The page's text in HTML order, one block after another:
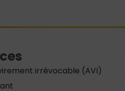
irrévocable (AVI)